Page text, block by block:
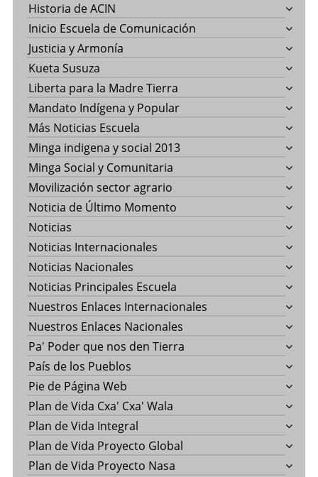
Historia de ACIN
Inicio Escuela de Comunicación
Justicia y Armonía
Kueta Susuza
Liberta para la Madre Tierra
Mandato Indígena y Popular
Más Noticias Escuela
Minga indigena y social 2013
Minga Social y Comunitaria
Movilización sector agrario
Noticia de Último Momento
Noticias
Noticias Internacionales
Noticias Nacionales
Noticias Principales Escuela
Nuestros Enlaces Internacionales
Nuestros Enlaces Nacionales
Pa' Poder que nos den Tierra
País de los Pueblos
Pie de Página Web
Plan de Vida Cxa' Cxa' Wala
Plan de Vida Integral
Plan de Vida Proyecto Global
Plan de Vida Proyecto Nasa